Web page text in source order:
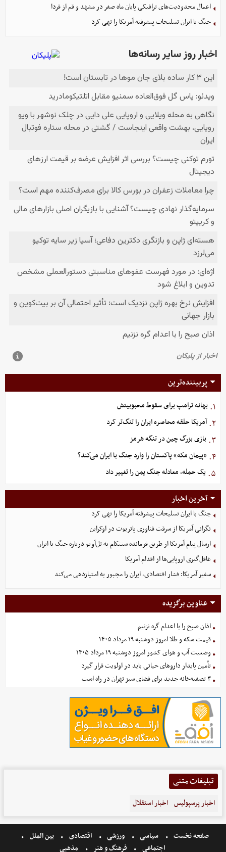
اعمال محدودیت‌های ترافیکی پایان ماه صفر در مشهد و قم از فردا
جنگ با ایران تسلیحات پیشرفته آمریکا را تهی کرد
پربیننده‌ترین
۱. بهانه ترامپ برای سقوط محبوبیتش
۲. آمریکا حلقه محاصره ایران را تنگ‌تر کرد
۳. بازی بزرگ چین در تنگه هرمز
۴. «پیمان مکه» پاکستان را وارد جنگ با ایران می‌کند؟
۵. یک حمله، معادله جنگ یمن را تغییر داد
آخرین اخبار
جنگ با ایران تسلیحات پیشرفته آمریکا را تهی کرد
نگرانی آمریکا از سرقت فناوری پاتریوت در اوکراین
ارسال پیام آمریکا از طریق فرمانده سنتکام به تل‌آویو درباره جنگ با ایران
غافل‌گیری اروپایی‌ها از اقدام آمریکا
سفیر آمریکا: فشار اقتصادی، ایران را مجبور به امتیازدهی می‌کند
عناوین برگزیده
اذان صبح را با اعدام گره نزنیم
قیمت سکه و طلا امروز دوشنبه ۱۹ مرداد ۱۴۰۵
وضعیت آب و هوای کشور امروز دوشنبه ۱۹ مرداد ۱۴۰۵
تأمین پایدار داروهای حیاتی باید در اولویت قرار گیرد
۳ تصفیه‌خانه جدید برای فضای سبز تهران در راه است
تبلیغات متنی
اخبار پرسپولیس اخبار استقلال
صفحه نخست سیاسی ورزشی اقتصادی
بین الملل
اجتماعی
فرهنگ و هنر مذهبی